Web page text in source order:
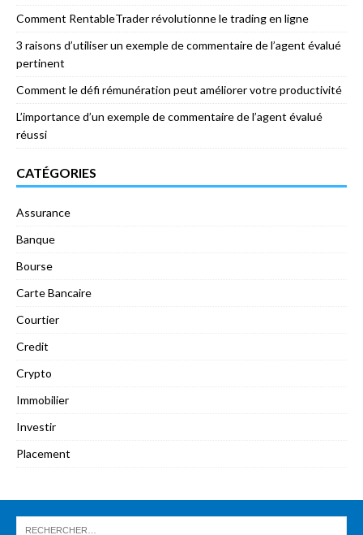
Comment RentableTrader révolutionne le trading en ligne
3 raisons d’utiliser un exemple de commentaire de l’agent évalué
pertinent
Comment le défi rémunération peut améliorer votre productivité
L’importance d’un exemple de commentaire de l’agent évalué
réussi
CATÉGORIES
Assurance
Banque
Bourse
Carte Bancaire
Courtier
Credit
Crypto
Immobilier
Investir
Placement